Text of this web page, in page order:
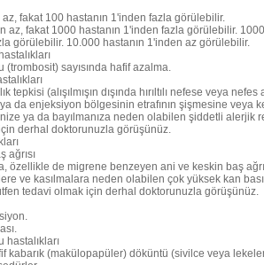
az, fakat 100 hastanın 1'inden fazla görülebilir.
az, fakat 1000 hastanın 1'inden fazla görülebilir.
görülebilir. 10.000 hastanın 1'inden az görülebilir.
(trombosit) sayısında hafif azalma.
tepkisi (alışılmışın dışında hırıltılı nefese veya
da enjeksiyon bölgesinin etrafının şişmesine veya
ya da bayılmanıza neden olabilen şiddetli alerjik
derhal doktorunuzla görüşünüz.
ağrısı
özellikle de migrene benzeyen ani ve keskin baş
ve kasılmalara neden olabilen çok yüksek kan
tedavi olmak için derhal doktorunuzla görüşünüz.
hastalıkları
kabarık (makülopapüler) döküntü (sivilce veya